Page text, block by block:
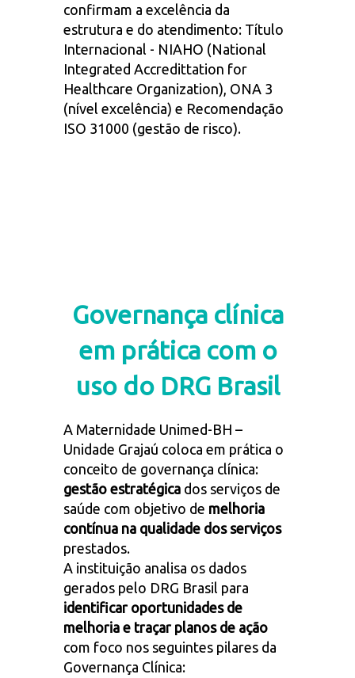
confirmam a excelência da
estrutura e do atendimento: Título
Internacional - NIAHO (National
Integrated Accredittation for
Healthcare Organization), ONA 3
(nível excelência) e Recomendação
ISO 31000 (gestão de risco).
Governança clínica
em prática com o
uso do DRG Brasil
A Maternidade Unimed-BH –
Unidade Grajaú coloca em prática o
conceito de governança clínica:
gestão estratégica dos serviços de
saúde com objetivo de melhoria
contínua na qualidade dos serviços
prestados.
A instituição analisa os dados
gerados pelo DRG Brasil para
identificar oportunidades de
melhoria e traçar planos de ação
com foco nos seguintes pilares da
Governança Clínica: